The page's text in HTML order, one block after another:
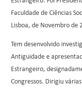
Faculdade de Ciências
Lisboa, de Novembro de
Tem desenvolvido
Antiguidade e
Estrangeiro,
Congressos. Dirigiu